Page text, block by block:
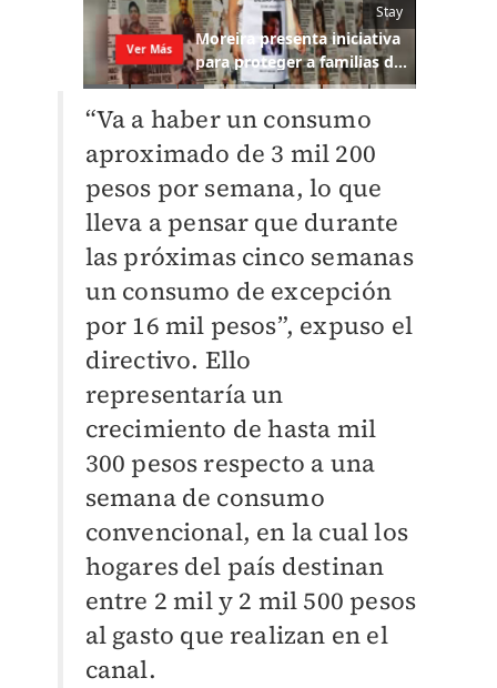
“Va a haber un consumo
aproximado de 3 mil 200
pesos por semana, lo que
lleva a pensar que durante
las próximas cinco semanas
un consumo de excepción
por 16 mil pesos”, expuso el
directivo. Ello
representaría un
crecimiento de hasta mil
300 pesos respecto a una
semana de consumo
convencional, en la cual los
hogares del país destinan
entre 2 mil y 2 mil 500 pesos
al gasto que realizan en el
canal.